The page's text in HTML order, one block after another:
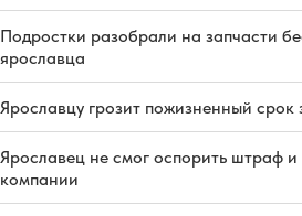
Подростки разобрали на запчасти
ярославца
Ярославцу грозит пожизненный срок
Ярославец не смог оспорить штраф
компании